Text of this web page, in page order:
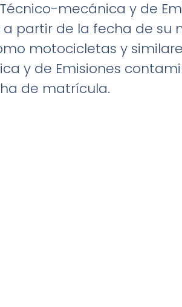
mecánica y de
partir de la fecha de su
motocicletas y
y de Emisiones
de matrícula.